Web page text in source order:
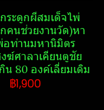
ระดูก​ผี​สมเด็จไพ่
คนช่วยงานวัด)หา
อท่านมหานิ​มิตร​
ฆ์​ศาลา​เคียน​ตู​ชัย​
น 80 องค์เลี่ยมเดิม
฿1,900